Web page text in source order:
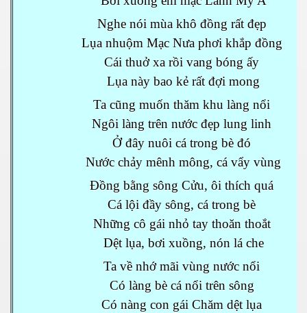
Nghe nói mùa khô đồng rất đẹp
Lụa nhuộm Mạc Nưa phơi khắp đồng
Cái thuở xa rồi vang bóng ấy
Lụa này bao kẻ rất đợi mong
Ta cũng muốn thăm khu làng nổi
Ngôi làng trên nước đẹp lung linh
Ở đây nuôi cá trong bè đó
Nước chảy mênh mông, cá vẩy vùng
Đồng bằng sông Cửu, ôi thích quá
Cá lội đầy sông, cá trong bè
Những cô gái nhỏ tay thoăn thoắt
Dệt lụa, bơi xuồng, nón lá che
Ta về nhớ mãi vùng nước nổi
Có làng bè cá nổi trên sông
Có nàng con gái Chăm dệt lụa